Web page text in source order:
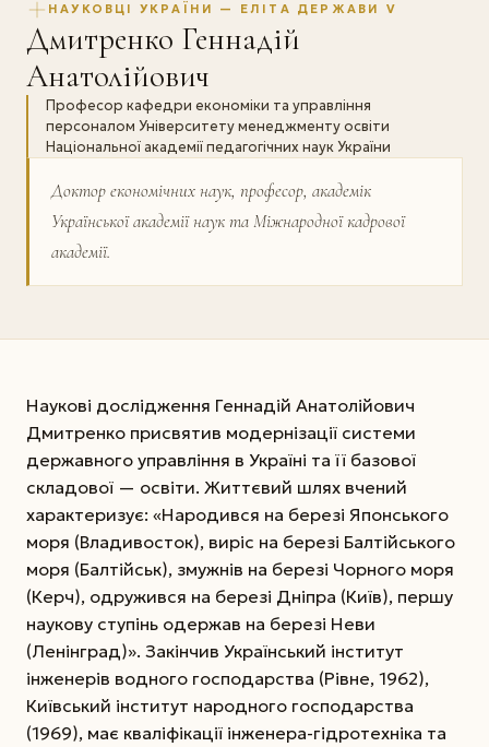
НАУКОВЦІ УКРАЇНИ — ЕЛІТА ДЕРЖАВИ V
Дмитренко Геннадій
Анатолійович
Професор кафедри економіки та управління
персоналом Університету менеджменту освіти
Національної академії педагогічних наук України
Доктор економічних наук, професор, академік
Української академії наук та Міжнародної кадрової
академії.
Наукові дослідження Геннадій Анатолійович
Дмит­ренко присвятив модернізації системи
державного управління в Україні та її базової
складової — освіти. Життєвий шлях вчений
характеризує: «Народився на березі Японського
моря (Владивосток), виріс на березі Балтійського
моря (Балтійськ), змужнів на березі Чорного моря
(Керч), одружився на березі Дніпра (Київ), першу
наукову ступінь одержав на березі Неви
(Ленінград)». Закінчив Український інститут
інженерів водного господарства (Рівне, 1962),
Київський інститут народного господарства
(1969), має кваліфікації інженера-гідротехніка та